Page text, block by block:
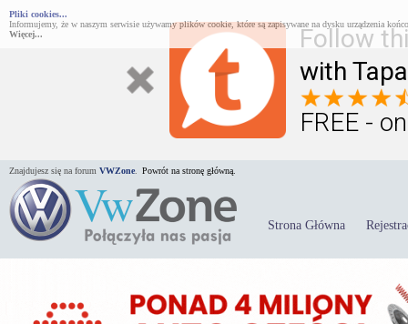
Follow
with
FREE -
Pliki cookies...
Informujemy, że w naszym serwisie używamy plików cookie, które są zapisywane na dysku urządzenia
Więcej...
Znajdujesz się na forum VWZone Powrót na stronę główną.
Strona Główna